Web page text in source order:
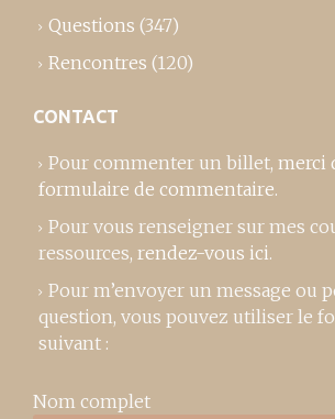
Questions (347)
Rencontres (120)
CONTACT
Pour commenter un billet, merci
formulaire de commentaire.
Pour vous renseigner sur mes
ressources, rendez-vous ici.
Pour m’envoyer un message ou
question, vous pouvez utiliser le
suivant :
Nom complet